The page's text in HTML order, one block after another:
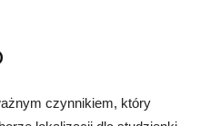
czynnikiem, który